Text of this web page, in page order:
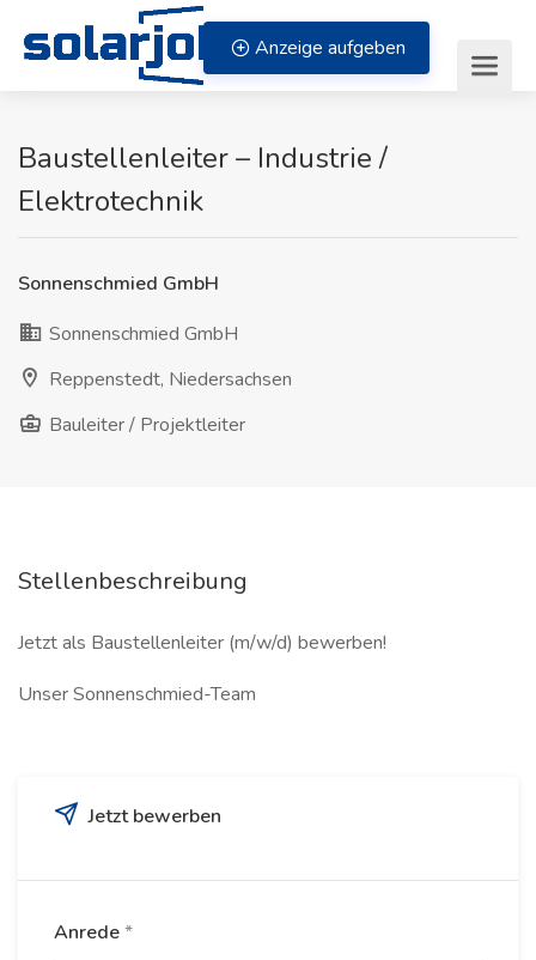
Zum Inhalt springen
Anzeige aufgeben
Baustellenleiter – Industrie /
Elektrotechnik
Sonnenschmied GmbH
Sonnenschmied GmbH
Reppenstedt, Niedersachsen
Bauleiter / Projektleiter
Stellenbeschreibung
Jetzt als Baustellenleiter (m/w/d) bewerben!
Unser Sonnenschmied-Team
Jetzt bewerben
Anrede*